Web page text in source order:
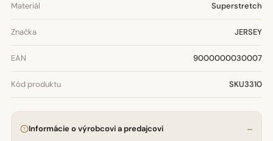
Materiál Superstretch
Značka JERSEY
EAN 9000000030007
Kód produktu SKU3310
Informácie o výrobcovi a predajcovi